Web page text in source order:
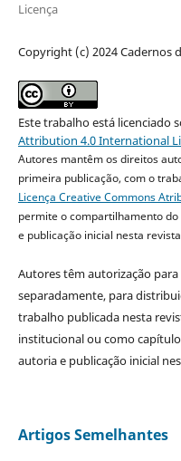
Licença
Copyright (c) 2024 Cadernos
Este trabalho está licenciado
Attribution 4.0 International
Autores mantêm os direitos
primeira publicação, com o
Licença Creative Commons
permite o compartilhamento
e publicação inicial nesta
Autores têm autorização
separadamente, para
trabalho publicada nesta
institucional ou como
autoria e publicação inicial
Artigos Semelhantes